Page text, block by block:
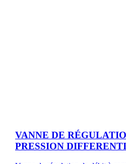
VANNE DE
PRESSION